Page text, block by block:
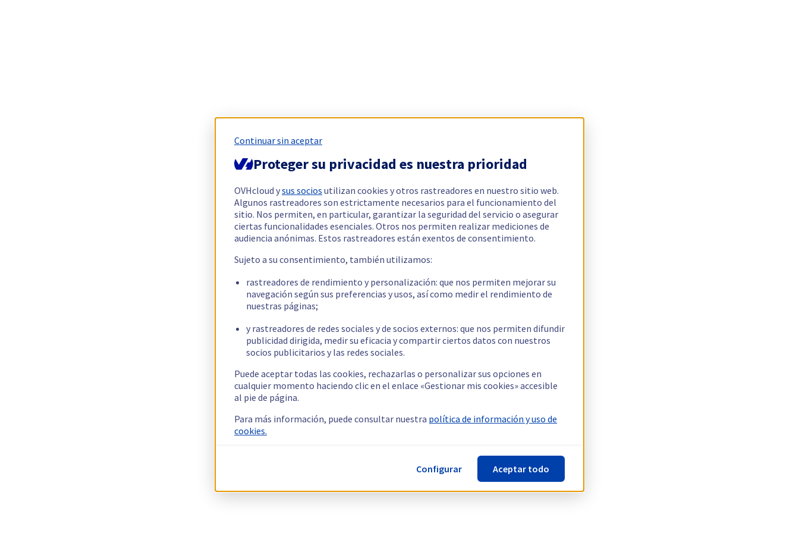
Continuar sin aceptar
Proteger su privacidad es nuestra prioridad
OVHcloud ysus socios utilizan cookies y otros rastreadores en nuestro sitio web.
Algunos rastreadores son estrictamente necesarios para el funcionamiento del
sitio. Nos permiten, en particular, garantizar la seguridad del servicio o asegurar
ciertas funcionalidades esenciales. Otros nos permiten realizar mediciones de
audiencia anónimas. Estos rastreadores están exentos de consentimiento.
Sujeto a su consentimiento, también utilizamos:
rastreadores de rendimiento y personalización: que nos permiten mejorar su
navegación según sus preferencias y usos, así como medir el rendimiento de
nuestras páginas;
y rastreadores de redes sociales y de socios externos: que nos permiten difundir
publicidad dirigida, medir su eficacia y compartir ciertos datos con nuestros
socios publicitarios y las redes sociales.
Puede aceptar todas las cookies, rechazarlas o personalizar sus opciones en
cualquier momento haciendo clic en el enlace «Gestionar mis cookies» accesible
al pie de página.
Para más información, puede consultar nuestra política de información y uso de
cookies.
Configurar Aceptar todo